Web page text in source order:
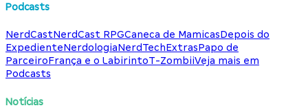
Podcasts
NerdCastNerdCast RPGCaneca de MamicasDepois do
ExpedienteNerdologiaNerdTechExtrasPapo de
ParceiroFrança e o LabirintoT-ZombiiVeja mais em
Podcasts
Notícias